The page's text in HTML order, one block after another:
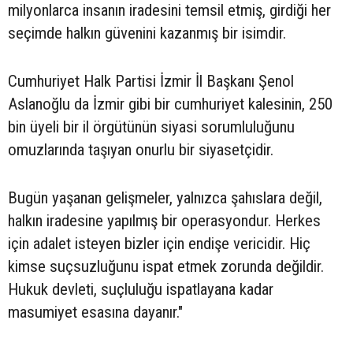
milyonlarca insanın iradesini temsil etmiş, girdiği her
seçimde halkın güvenini kazanmış bir isimdir.
Cumhuriyet Halk Partisi İzmir İl Başkanı Şenol
Aslanoğlu da İzmir gibi bir cumhuriyet kalesinin, 250
bin üyeli bir il örgütünün siyasi sorumluluğunu
omuzlarında taşıyan onurlu bir siyasetçidir.
Bugün yaşanan gelişmeler, yalnızca şahıslara değil,
halkın iradesine yapılmış bir operasyondur. Herkes
için adalet isteyen bizler için endişe vericidir. Hiç
kimse suçsuzluğunu ispat etmek zorunda değildir.
Hukuk devleti, suçluluğu ispatlayana kadar
masumiyet esasına dayanır."